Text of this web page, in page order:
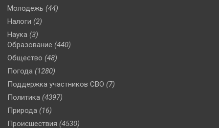
Молодежь (44)
Налоги (2)
Наука (3)
Образование (440)
Общество (48)
Погода (1280)
Поддержка участников СВО (7)
Политика (4397)
Природа (16)
Происшествия (4530)